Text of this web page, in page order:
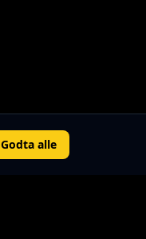
Godta alle